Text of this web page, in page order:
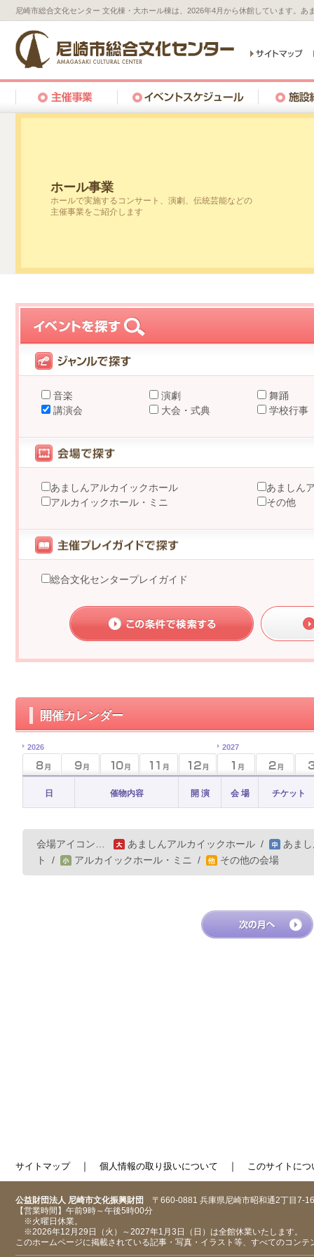
尼崎市総合文化センター 文化棟・大ホール棟は、2026年4月から休館しています。
ホール事業
ホールで実施するコンサート、演劇、伝統芸能などの
主催事業をご紹介します
音楽 演劇
舞踊
講演会
大会・式典 学校行事
あましんアルカイックホール
あましん
アルカイックホール・ミニ
その他
総合文化センタープレイガイド
開催カレンダー
2026 2027
日 催物内容 開 演 会 場 チケット
会場アイコン… あましんアルカイックホール /
あま
ト
/ アルカイックホール・ミニ / その他の会場
サイトマップ｜ 個人情報の取り扱いについて ｜ このサイトにつ
公益財団法人 尼崎市文化振興財団 〒660-0881 兵庫県尼崎市昭和通2丁目7-16
【営業時間】午前9時～午後5時00分
※火曜日休業。
※2026年12月29日（火）～2027年1月3日（日）は全館休業いたします。
このホームページに掲載されている記事・写真・イラスト等、すべてのコン